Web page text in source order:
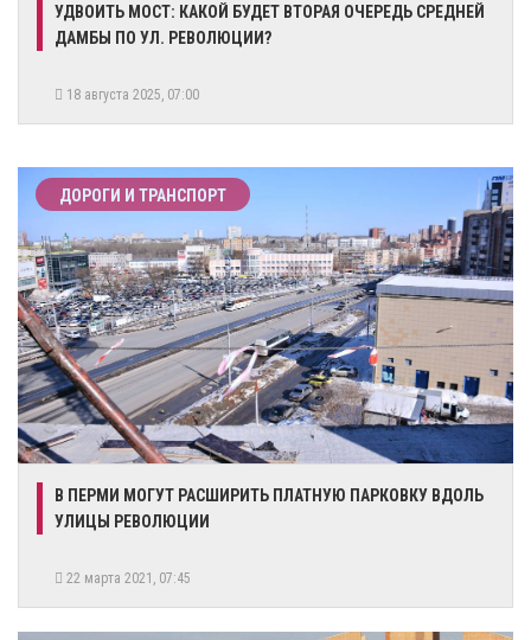
УДВОИТЬ МОСТ: КАКОЙ БУДЕТ ВТОРАЯ ОЧЕРЕДЬ СРЕДНЕЙ
ДАМБЫ ПО УЛ. РЕВОЛЮЦИИ?
18 августа 2025, 07:00
ДОРОГИ И ТРАНСПОРТ
В ПЕРМИ МОГУТ РАСШИРИТЬ ПЛАТНУЮ ПАРКОВКУ ВДОЛЬ
УЛИЦЫ РЕВОЛЮЦИИ
22 марта 2021, 07:45